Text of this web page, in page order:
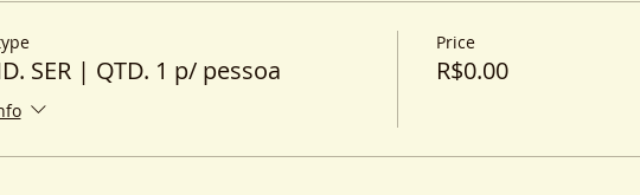
SER | QTD. 1 p/ pessoa
Price
R$0.00